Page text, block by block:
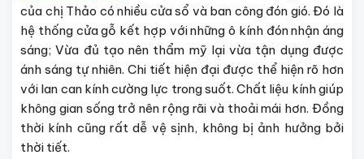
của chị Thảo có nhiều cửa sổ và ban công đón gió. Đó là
hệ thống cửa gỗ kết hợp với những ô kính đón nhận áng
sáng; Vừa đủ tạo nên thẩm mỹ lại vừa tận dụng được
ánh sáng tự nhiên. Chi tiết hiện đại được thể hiện rõ hơn
với lan can kính cường lực trong suốt. Chất liệu kính giúp
không gian sống trở nên rộng rãi và thoải mái hơn. Đồng
thời kính cũng rất dễ vệ sịnh, không bị ảnh hưởng bởi
thời tiết.